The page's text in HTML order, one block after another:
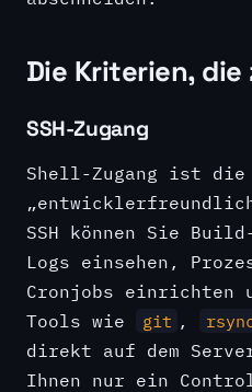
Die Kriterien, die
SSH-Zugang
Shell-Zugang ist die
SSH können Sie
Logs einsehen,
Cronjobs einrichten
Tools wie
git ,
direkt auf dem
Ihnen nur ein